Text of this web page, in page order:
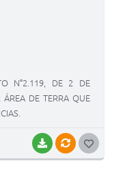
BAIXARVÍNCULOS
N°2.119, DE 2 DE
DE TERRA QUE